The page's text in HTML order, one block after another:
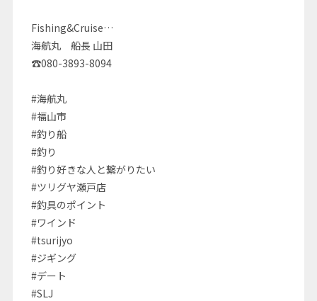
Fishing&Cruise…
海航丸 船長 山田
☎080-3893-8094
#海航丸
#福山市
#釣り船
#釣り
#釣り好きな人と繋がりたい
#ツリグヤ瀬戸店
#釣具のポイント
#ワインド
#tsurijyo
#ジギング
#デート
#SLJ